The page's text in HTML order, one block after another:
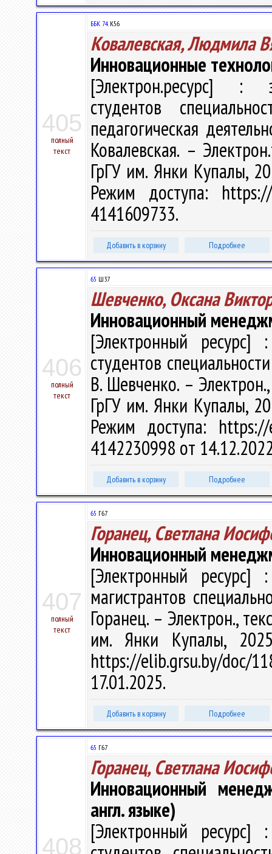
405
полный
текст
ББК 74.К56
Ковалевская, Людмила
Инновационные
[Электрон.ресурс] :
студентов
педагогическая
Ковалевская. –
ГрГУ им. Янки Купалы,
Режим доступа:
4141609733.
Добавить в корзину Подробнее
406
полный
текст
65 Ш37
Шевченко, Оксана
Инновационный
[Электронный ресурс]
студентов
В. Шевченко. –
ГрГУ им. Янки Купалы,
Режим доступа:
4142230998 от
Добавить в корзину Подробнее
407
полный
текст
65 Г67
Горанец, Светлана
Инновационный
[Электронный ресурс]
магистрантов
Горанец. – Электрон.,
им. Янки Купалы,
https://elib.grsu.by/doc/
17.01.2025.
Добавить в корзину Подробнее
408
65 Г67
Горанец, Светлана
Инновационный
англ. языке)
[Электронный ресурс]